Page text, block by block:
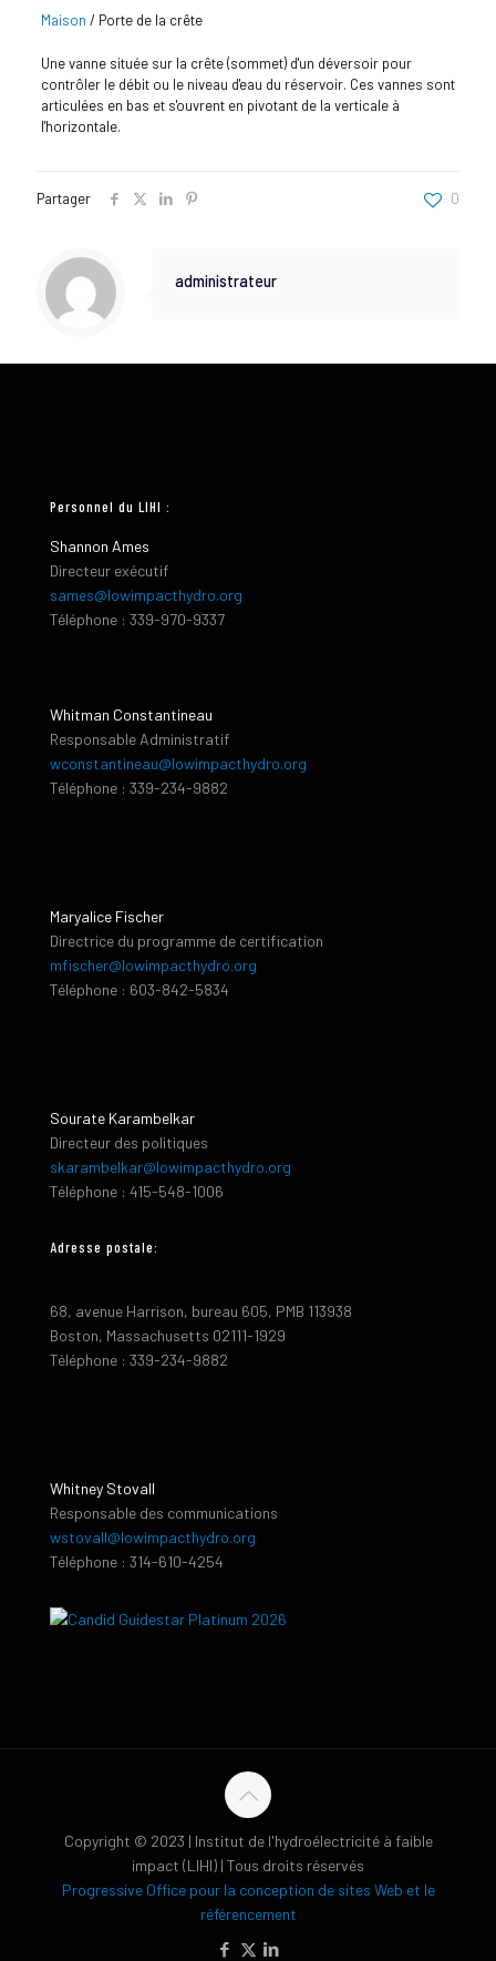
Maison / Porte de la crête
Une vanne située sur la crête (sommet) d'un déversoir pour
contrôler le débit ou le niveau d'eau du réservoir. Ces vannes sont
articulées en bas et s'ouvrent en pivotant de la verticale à
l'horizontale.
Partager 0
administrateur
Personnel du LIHI :
Shannon Ames
Directeur exécutif
sames@lowimpacthydro.org
Téléphone : 339-970-9337
Whitman Constantineau
Responsable Administratif
wconstantineau@lowimpacthydro.org
Téléphone : 339-234-9882
Maryalice Fischer
Directrice du programme de certification
mfischer@lowimpacthydro.org
Téléphone : 603-842-5834
Sourate Karambelkar
Directeur des politiques
skarambelkar@lowimpacthydro.org
Téléphone : 415-548-1006
Adresse postale:
68, avenue Harrison, bureau 605, PMB 113938
Boston, Massachusetts 02111-1929
Téléphone : 339-234-9882
Whitney Stovall
Responsable des communications
wstovall@lowimpacthydro.org
Téléphone : 314-610-4254
Copyright © 2023 | Institut de l'hydroélectricité à faible
impact (LIHI) | Tous droits réservés
Progressive Office pour la conception de sites Web et le
référencement